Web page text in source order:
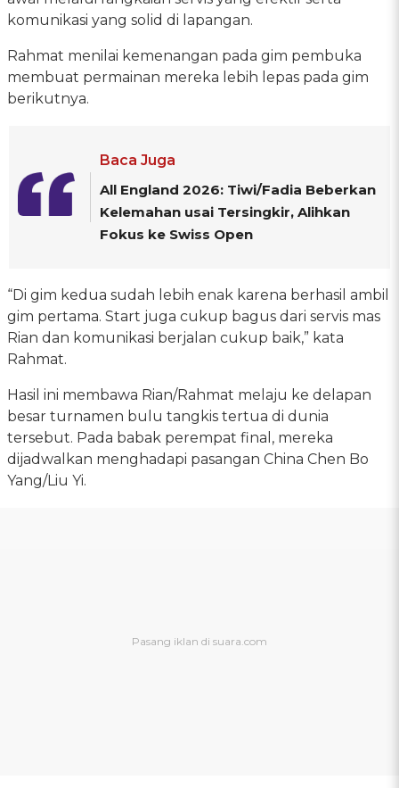
komunikasi yang solid di lapangan.
Rahmat menilai kemenangan pada gim pembuka
membuat permainan mereka lebih lepas pada gim
berikutnya.
Baca Juga
All England 2026: Tiwi/Fadia Beberkan
Kelemahan usai Tersingkir, Alihkan
Fokus ke Swiss Open
“Di gim kedua sudah lebih enak karena berhasil ambil
gim pertama. Start juga cukup bagus dari servis mas
Rian dan komunikasi berjalan cukup baik,” kata
Rahmat.
Hasil ini membawa Rian/Rahmat melaju ke delapan
besar turnamen bulu tangkis tertua di dunia
tersebut. Pada babak perempat final, mereka
dijadwalkan menghadapi pasangan China Chen Bo
Yang/Liu Yi.